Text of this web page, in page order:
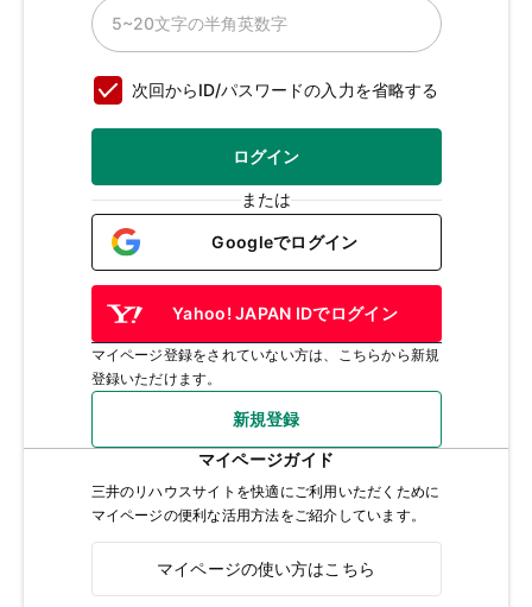
次回からID/パスワードの入力を省略する
ログイン
または
Googleでログイン
Yahoo! JAPAN IDでログイン
マイページ登録をされていない方は、こちらから新規
登録いただけます。
新規登録
マイページガイド
三井のリハウスサイトを快適にご利用いただくために
マイページの便利な活用方法をご紹介しています。
マイページの使い方はこちら